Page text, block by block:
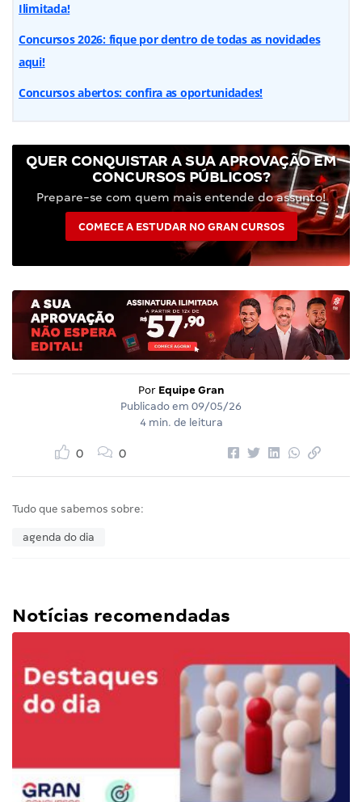
Ilimitada!
Concursos 2026: fique por dentro de todas as novidades
aqui!
Concursos abertos: confira as oportunidades!
QUER CONQUISTAR A SUA APROVAÇÃO EM
CONCURSOS PÚBLICOS?
Prepare-se com quem mais entende do assunto!
COMECE A ESTUDAR NO GRAN CURSOS
Por Equipe Gran
Publicado em 09/05/26
4 min. de leitura
0 0
Tudo que sabemos sobre:
agenda do dia
Notícias recomendadas